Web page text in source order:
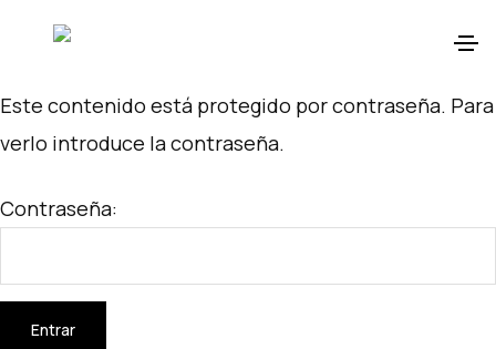
Este contenido está protegido por contraseña. Para
verlo introduce la contraseña.
Contraseña: